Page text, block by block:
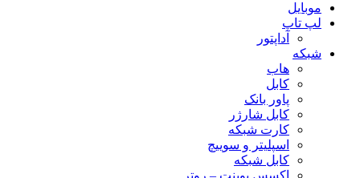
موبایل
لپ تاپ
آداپتور
شبکه
هاب
کابل
پاور بانک
کابل شارژر
کارت شبکه
اسپلیتر و سوییچ
کابل شبکه
اکسس پوینت – روتر